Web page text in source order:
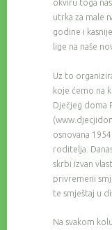
okviru toga
utrka za male
godine i
lige na naše
Uz to
koje ćemo na
Dječjeg doma
osnovana
roditelja.
skrbi izvan
privremeni
te smještaj u
Na svakom